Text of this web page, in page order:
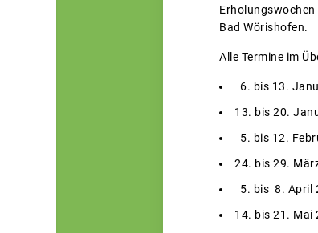
Bad Wörishofen.
Alle Termine im
6. bis 13.
13. bis 20.
5. bis 12.
24. bis 29.
5. bis 8. April
14. bis 21. Mai